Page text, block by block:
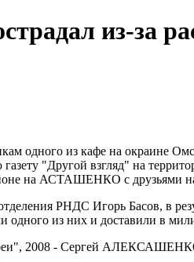
из-за
одного из кафе на окраине
"Другой взгляд" на
на АСТАШЕНКО с друзьями
РНДС Игорь Басов, в
из них и доставили в
2008 - Сергей АЛЕКСАШЕНКО